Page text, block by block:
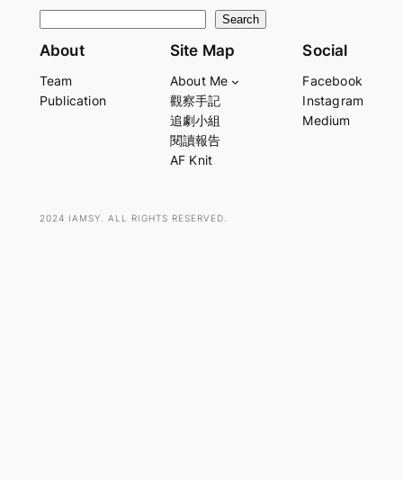
e
r
Search
About
Team
Publication
Site Map
About Me
觀察手記
追劇小組
閱讀報告
AF Knit
Social
Facebook
Instagram
Medium
2024 IAMSY. ALL RIGHTS RESERVED.